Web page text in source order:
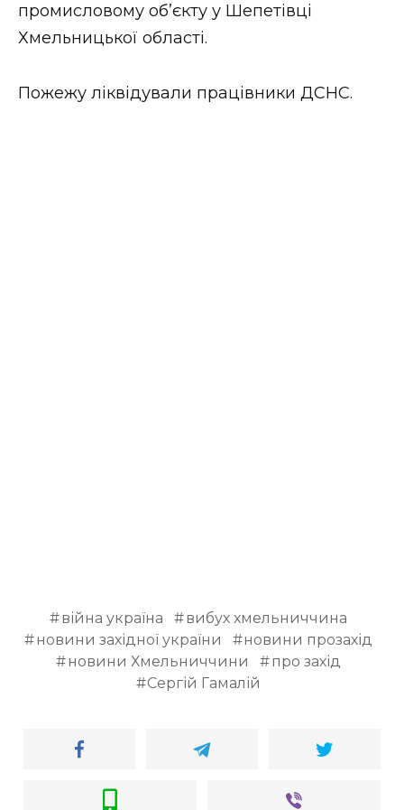
Втрачений Ужгород
промисловому об’єкту у Шепетівці
Хмельницької області.
Пожежу ліквідували працівники ДСНС.
війна україна
вибух хмельниччина
новини західної україни
новини прозахід
новини Хмельниччини
про захід
Сергій Гамалій